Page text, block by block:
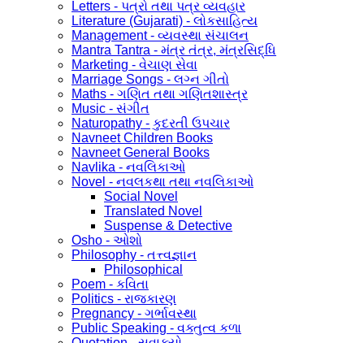
Letters - પત્રો તથા પત્ર વ્યવહાર
Literature (Gujarati) - લોકસાહિત્ય
Management - વ્યવસ્થા સંચાલન
Mantra Tantra - મંત્ર તંત્ર, મંત્રસિદ્ધિ
Marketing - વેચાણ સેવા
Marriage Songs - લગ્ન ગીતો
Maths - ગણિત તથા ગણિતશાસ્ત્ર
Music - સંગીત
Naturopathy - કુદરતી ઉપચાર
Navneet Children Books
Navneet General Books
Navlika - નવલિકાઓ
Novel - નવલકથા તથા નવલિકાઓ
Social Novel
Translated Novel
Suspense & Detective
Osho - ઓશો
Philosophy - તત્ત્વજ્ઞાન
Philosophical
Poem - કવિતા
Politics - રાજકારણ
Pregnancy - ગર્ભાવસ્થા
Public Speaking - વક્તુત્વ કળા